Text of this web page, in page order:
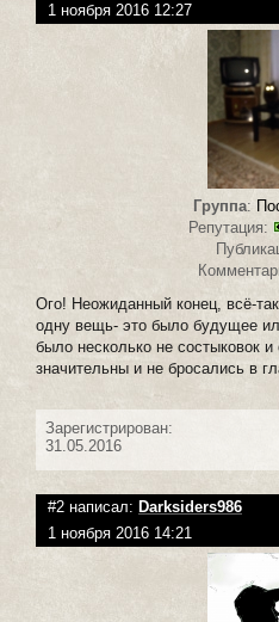
1 ноября 2016 12:27
Группа:
Репутация:
Ого! Неожиданный конец, всё-
одну вещь- это было будущее
было несколько не состыковок
значительны и не бросались в
Зарегистрирован:
31.05.2016
#2 написал: Darksiders986
1 ноября 2016 14:21